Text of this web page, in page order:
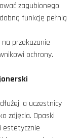
zagubionego
funkcję pełnią
przekazanie
ochrony.
a uczestnicy
zdjęcia. Opaski
estetycznie